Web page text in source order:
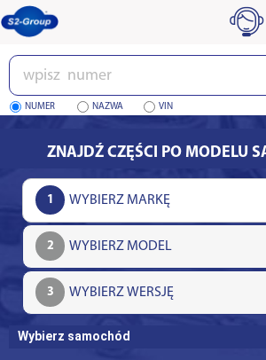
Wpisz
numer
NUMER NAZWA VIN
ZNAJDŹ CZĘŚCI PO MODELU
1
2
3
Wybierz samochód